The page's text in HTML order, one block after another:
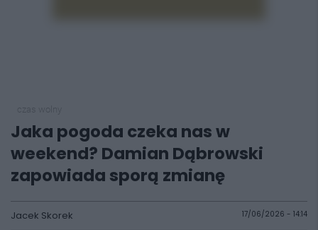
Jaka pogoda czeka nas w
weekend? Damian Dąbrowski
zapowiada sporą zmianę
Jacek Skorek 17/06/2026 - 14:14